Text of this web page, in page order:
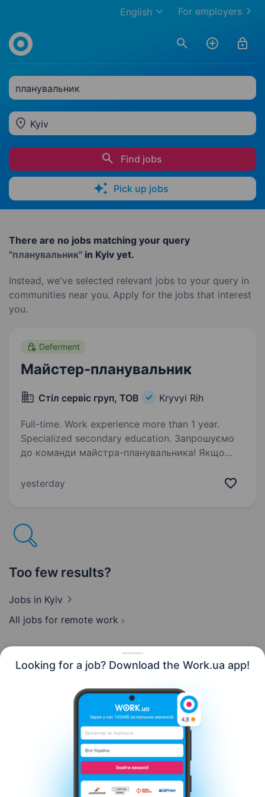
Looking for a job? Download the Work.ua app!
For employers
English
планувальник
Kyiv
Find jobs
Pick up jobs
There are no jobs matching your query
"планувальник" in Kyiv yet.
Instead, we've selected relevant jobs to your query in
communities near you. Apply for the jobs that interest
you.
Deferment
Майстер-планувальник
Стіл сервіс груп, ТОВ Kryvyi Rih
Full-time. Work experience more than 1 year.
Specialized secondary education. Запрошуємо
до команди майстра-планувальника! Якщо
з кресленнями та прагнете професійного
yesterday
Too few results?
Jobs in Kyiv
All jobs for remote work
Contact us About us
Сareer